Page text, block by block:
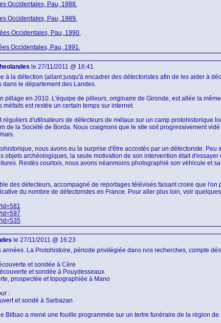
Occidentales, Pau, 1988.
Occidentales, Pau, 1989.
Occidentales, Pau, 1990.
Occidentales, Pau, 1991.
le 27/11/2011 @ 16:41
à la détection (allant jusqu'à encadrer des détectoristes afin de les aider à
le département des Landes.
pillage en 2010. L'équipe de pilleurs, originaire de Gironde, est allée la
est restée un certain temps sur internet.
d'utilisateurs de détecteurs de métaux sur un camp protohistorique
de la Société de Borda. Nous craignons que le site soit progressivement
nous avons eu la surprise d'être accostés par un détectoriste. Peu
objets archéologiques, la seule motivation de son intervention était
Restés courtois, nous avons néanmoins photographié son véhicule et
des détecteurs, accompagné de reportages télévisés faisant croire que l'on
du nombre de détectoristes en France. Pour aller plus loin, voir
le 27/11/2011 @ 16:23
La Protohistoire, période privilégiée dans nos recherches, compte
et sondée à Cère
et sondée à Pouydesseaux
prospectée et topographiée à Mano
:
et sondé à Sarbazan
Bilbao a mené une fouille programmée sur un tertre funéraire de la région de